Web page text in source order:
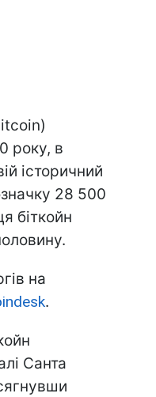
року, в
історичний
28 500
біткойн
на
.
Санта